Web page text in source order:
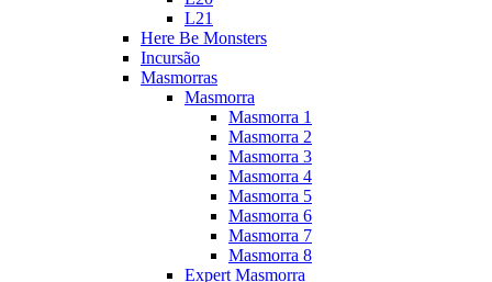
L21
Here Be Monsters
Incursão
Masmorras
Masmorra
Masmorra 1
Masmorra 2
Masmorra 3
Masmorra 4
Masmorra 5
Masmorra 6
Masmorra 7
Masmorra 8
Expert Masmorra